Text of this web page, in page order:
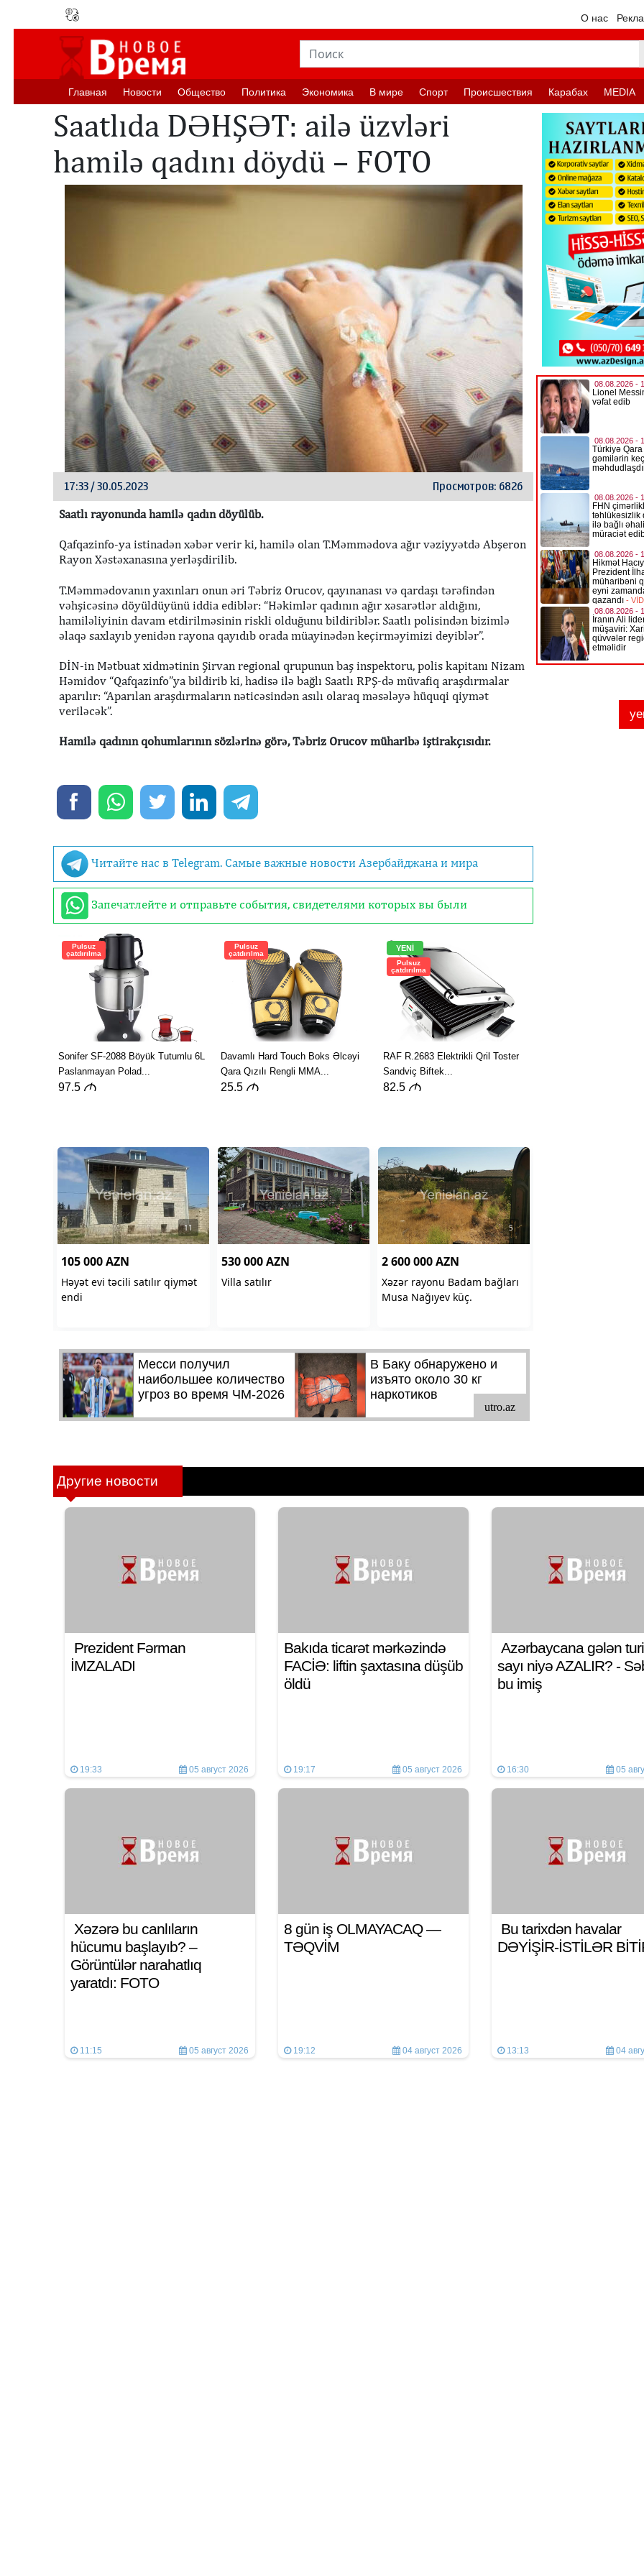
О нас
Главная Новости Oбщество Политика Экономика В мире Спорт Происшествия Карабах MEDIA
Saatlıda DƏHŞƏT: ailə üzvləri
hamilə qadını döydü – FOTO
17:33 / 30.05.2023 Просмотров: 6826
Saatlı rayonunda hamilə qadın döyülüb.
Qafqazinfo-ya istinadən xəbər verir ki, hamilə olan T.Məmmədova ağır vəziyyətdə Abşeron
Rayon Xəstəxanasına yerləşdirilib.
T.Məmmədovanın yaxınları onun əri Təbriz Orucov, qayınanası və qardaşı tərəfindən
vəhşicəsinə döyüldüyünü iddia ediblər: “Həkimlər qadının ağır xəsarətlər aldığını,
hamiləliyinin davam etdirilməsinin riskli olduğunu bildiriblər. Saatlı polisindən bizimlə
əlaqə saxlayıb yenidən rayona qayıdıb orada müayinədən keçirməyimizi deyiblər”.
DİN-in Mətbuat xidmətinin Şirvan regional qrupunun baş inspektoru, polis kapitanı Nizam
Həmidov “Qafqazinfo”ya bildirib ki, hadisə ilə bağlı Saatlı RPŞ-də müvafiq araşdırmalar
aparılır: “Aparılan araşdırmaların nəticəsindən asılı olaraq məsələyə hüquqi qiymət
veriləcək”.
Hamilə qadının qohumlarının sözlərinə görə, Təbriz Orucov müharibə iştirakçısıdır.
Читайте нас в Telegram. Самые важные новости Азербайджана и мира
Запечатлейте и отправьте события, свидетелями которых вы были
Другие новости
Prezident Fərman
İMZALADI
19:33 05 август 2026
Bakıda ticarət mərkəzində
FACİƏ: liftin şaxtasına düşüb
öldü
19:17 05 август 2026
Azərbaycana gələn
sayı niyə AZALIR? -
bu imiş
16:30 05
Xəzərə bu canlıların
hücumu başlayıb? –
Görüntülər narahatlıq
yaratdı: FOTO
11:15 05 август 2026
8 gün iş OLMAYACAQ —
TƏQVİM
19:12 04 август 2026
Bu tarixdən havalar
DƏYİŞİR-İSTİLƏR
13:13 04